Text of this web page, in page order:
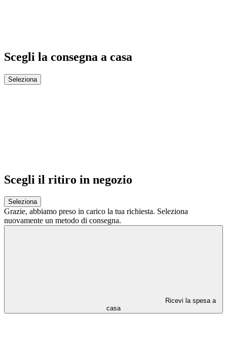
Scegli la consegna a casa
Seleziona
Scegli il ritiro in negozio
Seleziona
Grazie, abbiamo preso in carico la tua richiesta. Seleziona
nuovamente un metodo di consegna.
Ricevi la spesa a
casa